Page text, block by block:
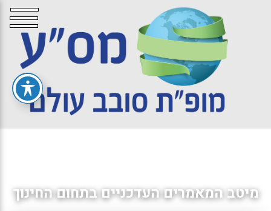
מיטב המאמרים העדכניים בתחום החינוך